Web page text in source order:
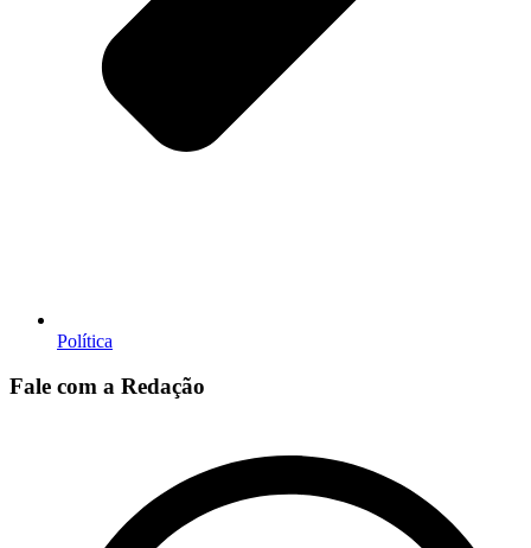
Política
Fale com a Redação